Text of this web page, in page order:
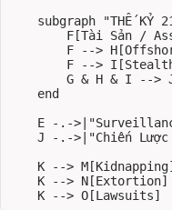
subgraph "THẾ KỶ
F[Tài Sản /
F -->
F -->
G & H & I -->
    end
E -.-
J -.->|"Chiến
    K --> M[Kidnapping]
    K --> N[Extortion]